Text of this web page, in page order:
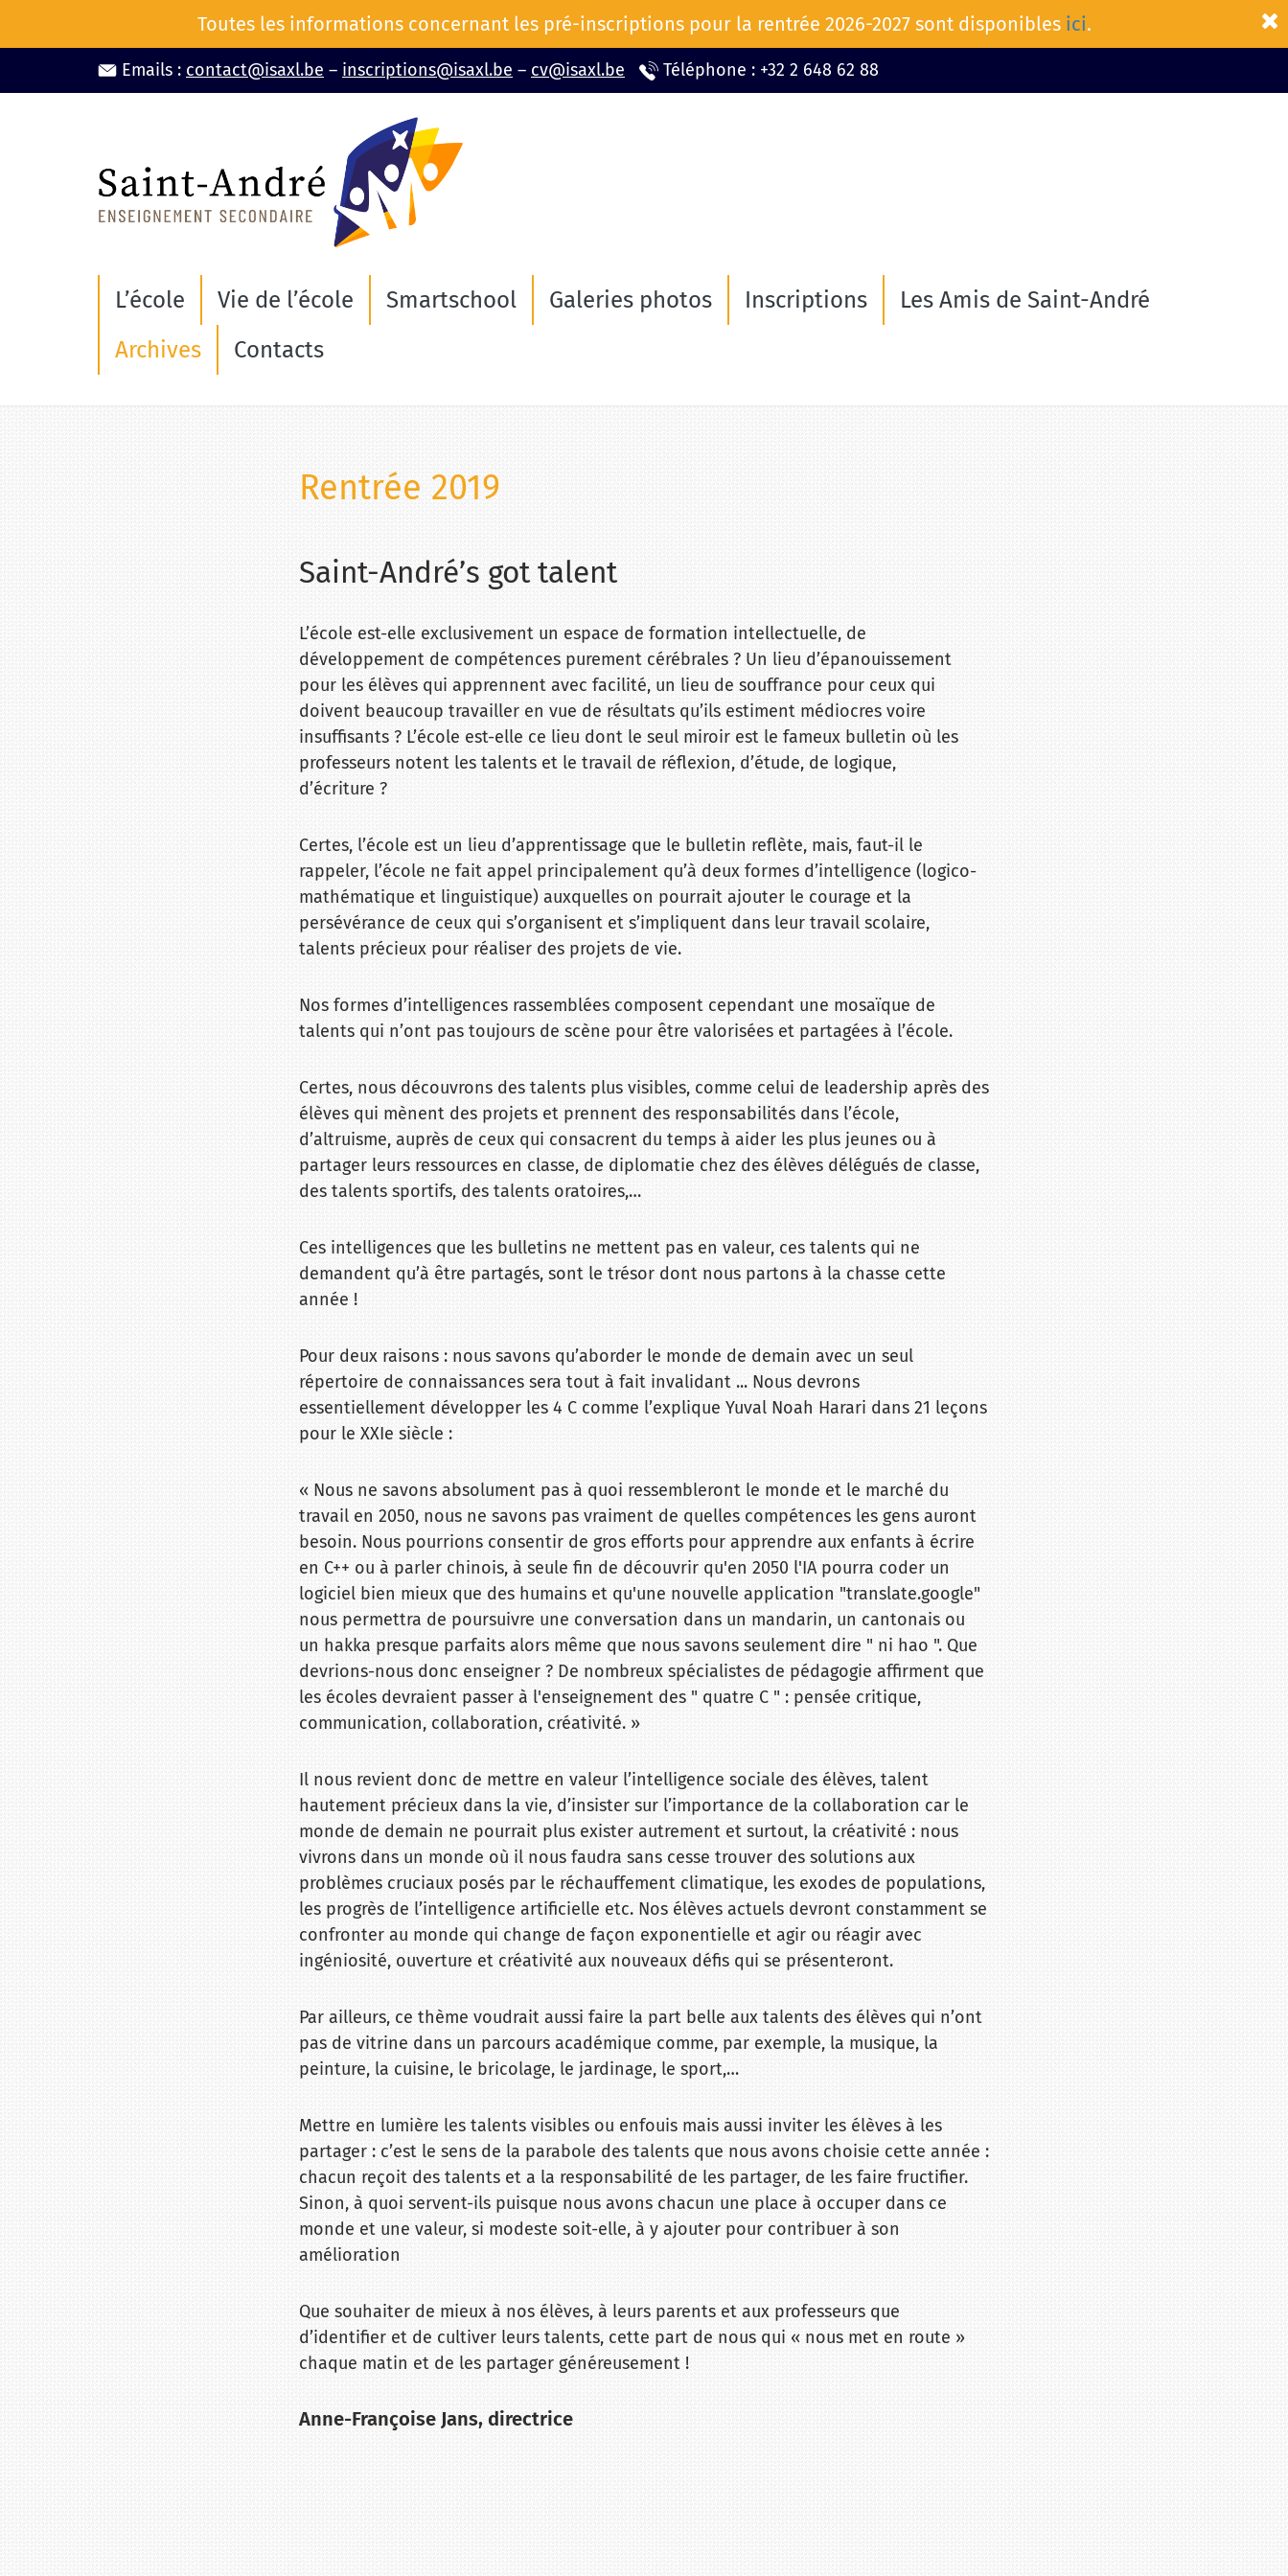
Toutes les informations concernant les pré-inscriptions pour la rentrée 2026-2027 sont disponibles ici.
Emails : contact@isaxl.be – inscriptions@isaxl.be – cv@isaxl.be Téléphone : +32 2 648 62 88
L’école Vie de l’école Smartschool Galeries photos Inscriptions
Les Amis de Saint-André
Archives
Contacts
Rentrée 2019
Saint-André’s got talent
L’école est-elle exclusivement un espace de formation intellectuelle, de
développement de compétences purement cérébrales ? Un lieu d’épanouissement
pour les élèves qui apprennent avec facilité, un lieu de souffrance pour ceux qui
doivent beaucoup travailler en vue de résultats qu’ils estiment médiocres voire
insuffisants ? L’école est-elle ce lieu dont le seul miroir est le fameux bulletin où les
professeurs notent les talents et le travail de réflexion, d’étude, de logique,
d’écriture ?
Certes, l’école est un lieu d’apprentissage que le bulletin reflète, mais, faut-il le
rappeler, l’école ne fait appel principalement qu’à deux formes d’intelligence (logico-
mathématique et linguistique) auxquelles on pourrait ajouter le courage et la
persévérance de ceux qui s’organisent et s’impliquent dans leur travail scolaire,
talents précieux pour réaliser des projets de vie.
Nos formes d’intelligences rassemblées composent cependant une mosaïque de
talents qui n’ont pas toujours de scène pour être valorisées et partagées à l’école.
Certes, nous découvrons des talents plus visibles, comme celui de leadership après des
élèves qui mènent des projets et prennent des responsabilités dans l’école,
d’altruisme, auprès de ceux qui consacrent du temps à aider les plus jeunes ou à
partager leurs ressources en classe, de diplomatie chez des élèves délégués de classe,
des talents sportifs, des talents oratoires,…
Ces intelligences que les bulletins ne mettent pas en valeur, ces talents qui ne
demandent qu’à être partagés, sont le trésor dont nous partons à la chasse cette
année !
Pour deux raisons : nous savons qu’aborder le monde de demain avec un seul
répertoire de connaissances sera tout à fait invalidant ... Nous devrons
essentiellement développer les 4 C comme l’explique Yuval Noah Harari dans 21 leçons
pour le XXIe siècle :
« Nous ne savons absolument pas à quoi ressembleront le monde et le marché du
travail en 2050, nous ne savons pas vraiment de quelles compétences les gens auront
besoin. Nous pourrions consentir de gros efforts pour apprendre aux enfants à écrire
en C++ ou à parler chinois, à seule fin de découvrir qu'en 2050 l'IA pourra coder un
logiciel bien mieux que des humains et qu'une nouvelle application "translate.google"
nous permettra de poursuivre une conversation dans un mandarin, un cantonais ou
un hakka presque parfaits alors même que nous savons seulement dire " ni hao ". Que
devrions-nous donc enseigner ? De nombreux spécialistes de pédagogie affirment que
les écoles devraient passer à l'enseignement des " quatre C " : pensée critique,
communication, collaboration, créativité. »
Il nous revient donc de mettre en valeur l’intelligence sociale des élèves, talent
hautement précieux dans la vie, d’insister sur l’importance de la collaboration car le
monde de demain ne pourrait plus exister autrement et surtout, la créativité : nous
vivrons dans un monde où il nous faudra sans cesse trouver des solutions aux
problèmes cruciaux posés par le réchauffement climatique, les exodes de populations,
les progrès de l’intelligence artificielle etc. Nos élèves actuels devront constamment se
confronter au monde qui change de façon exponentielle et agir ou réagir avec
ingéniosité, ouverture et créativité aux nouveaux défis qui se présenteront.
Par ailleurs, ce thème voudrait aussi faire la part belle aux talents des élèves qui n’ont
pas de vitrine dans un parcours académique comme, par exemple, la musique, la
peinture, la cuisine, le bricolage, le jardinage, le sport,…
Mettre en lumière les talents visibles ou enfouis mais aussi inviter les élèves à les
partager : c’est le sens de la parabole des talents que nous avons choisie cette année :
chacun reçoit des talents et a la responsabilité de les partager, de les faire fructifier.
Sinon, à quoi servent-ils puisque nous avons chacun une place à occuper dans ce
monde et une valeur, si modeste soit-elle, à y ajouter pour contribuer à son
amélioration
Que souhaiter de mieux à nos élèves, à leurs parents et aux professeurs que
d’identifier et de cultiver leurs talents, cette part de nous qui « nous met en route »
chaque matin et de les partager généreusement !
Anne-Françoise Jans, directrice